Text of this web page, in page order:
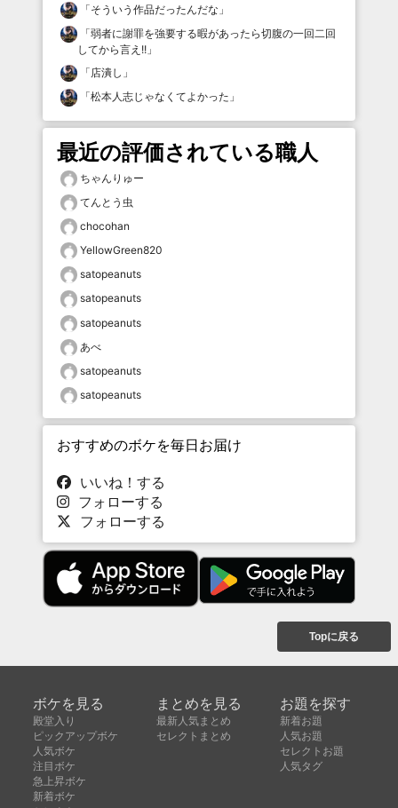
「そういう作品だったんだな 」
「弱者に謝罪を強要する暇があったら切腹の一回二回
してから言え!! 」
「店潰し 」
「松本人志じゃなくてよかった 」
最近の評価されている職人
ちゃんりゅー
てんとう虫
chocohan
YellowGreen820
satopeanuts
satopeanuts
satopeanuts
あべ
satopeanuts
satopeanuts
おすすめのボケを毎日お届け
いいね！する
フォローする
フォローする
Topに戻る
ボケを見る
殿堂入り
ピックアップボケ
人気ボケ
注目ボケ
急上昇ボケ
新着ボケ
まとめを見る
最新人気まとめ
セレクトまとめ
お題を探す
新着お題
人気お題
セレクトお題
人気タグ